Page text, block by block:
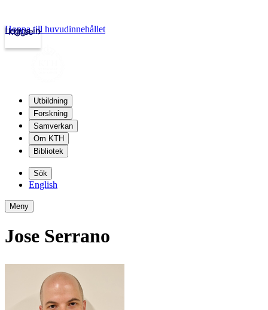
kth.se
Logga in
Hoppa till huvudinnehållet
Utbildning
Forskning
Samverkan
Om KTH
Bibliotek
Sök
English
Meny
Jose Serrano